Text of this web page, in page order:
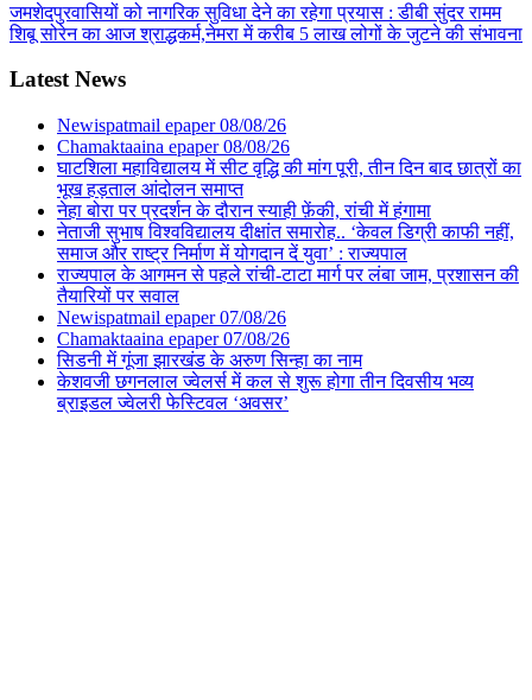
जमशेदपुरवासियों को नागरिक सुविधा देने का रहेगा प्रयास : डीबी सुंदर रामम
शिबू सोरेन का आज श्राद्धकर्म,नेमरा में करीब 5 लाख लोगों के जुटने की संभावना
Latest News
Newispatmail epaper 08/08/26
Chamaktaaina epaper 08/08/26
घाटशिला महाविद्यालय में सीट वृद्धि की मांग पूरी, तीन दिन बाद छात्रों का
भूख हड़ताल आंदोलन समाप्त
नेहा बोरा पर प्रदर्शन के दौरान स्याही फ़ेंकी, रांची में हंगामा
नेताजी सुभाष विश्वविद्यालय दीक्षांत समारोह.. ‘केवल डिग्री काफी नहीं,
समाज और राष्ट्र निर्माण में योगदान दें युवा’ : राज्यपाल
राज्यपाल के आगमन से पहले रांची-टाटा मार्ग पर लंबा जाम, प्रशासन की
तैयारियों पर सवाल
Newispatmail epaper 07/08/26
Chamaktaaina epaper 07/08/26
सिडनी में गूंजा झारखंड के अरुण सिन्हा का नाम
केशवजी छगनलाल ज्वेलर्स में कल से शुरू होगा तीन दिवसीय भव्य
ब्राइडल ज्वेलरी फेस्टिवल ‘अवसर’